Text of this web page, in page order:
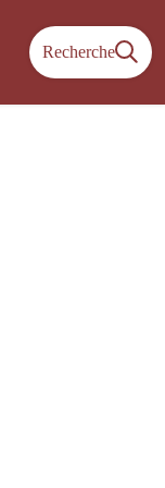
Recherche